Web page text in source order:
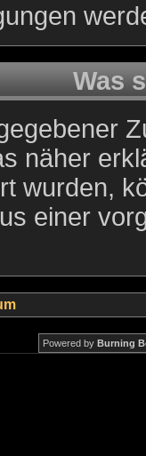
Was
näher
wurden,
einer
Powered by Burning